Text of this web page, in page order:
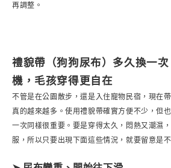
再調整。
禮貌帶（狗狗尿布）多久換一
機，毛孩穿得更自在
不管是在公園散步，還是入住寵物民宿，現在
真的越來越多。使用禮貌帶確實方便不少，但
一次同樣很重要。要是穿得太久，悶熱又潮濕
服，所以只要出現下面這些情況，就要留意是